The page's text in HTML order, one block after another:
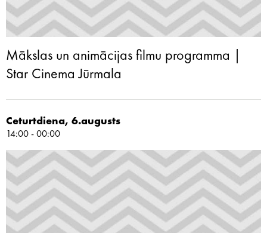
Mākslas un animācijas filmu programma |
Star Cinema Jūrmala
Ceturtdiena, 6.augusts
14:00 - 00:00